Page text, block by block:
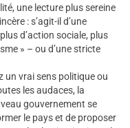
une lecture plus sereine
: s’agit-il d’une
d’action sociale, plus
» – ou d’une stricte
un vrai sens politique ou
les audaces, la
gouvernement se
le pays et de proposer